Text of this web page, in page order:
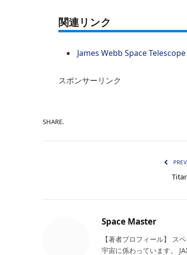
関連リンク
James Webb Space Telescope
スポンサーリンク
SHARE.
Space Master
【著者プロフィール】 ス
宇宙に係わっています。